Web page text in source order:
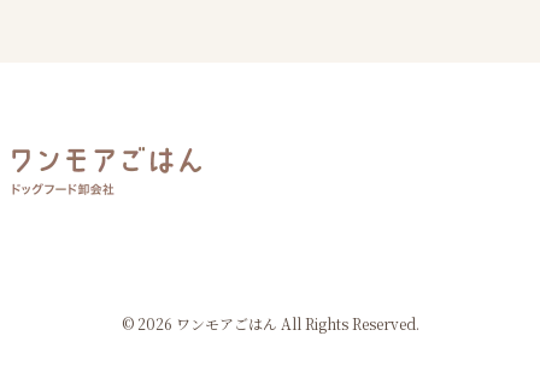
© 2026 ワンモアごはん All Rights Reserved.